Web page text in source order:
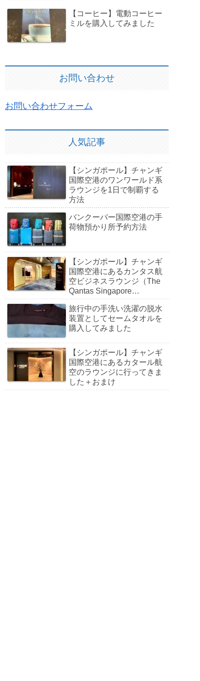
【コーヒー】電動コーヒー
ミルを購入してみました
お問い合わせ
お問い合わせフォーム
人気記事
【シンガポール】チャンギ
国際空港のワンワールド系
ラウンジを1日で制覇する
方法
バンクーバー国際空港の手
荷物預かり所予約方法
【シンガポール】チャンギ
国際空港にあるカンタス航
空ビジネスラウンジ（The
Qantas Singapore
旅行中の手洗い洗濯の脱水
装置としてセームタオルを
購入してみました
【シンガポール】チャンギ
国際空港にあるカタール航
空のラウンジに行ってきま
した＋おまけ